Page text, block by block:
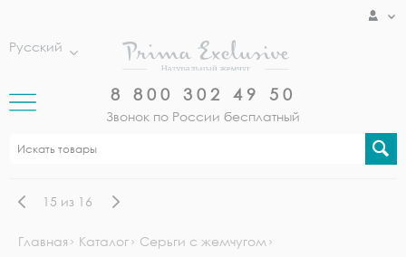
Русский
8 800 302 49 50
Звонок по России бесплатный
15 из 16
Главная Каталог
Серьги с жемчугом